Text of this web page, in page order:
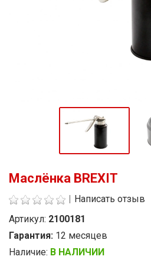
Маслёнка BREXIT
| Написать отзыв
Артикул: 2100181
Гарантия: 12 месяцев
Наличие: В НАЛИЧИИ